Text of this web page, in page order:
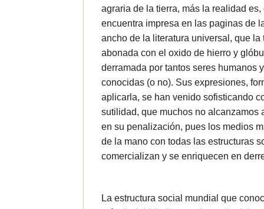
agraria de la tierra, más la realidad
encuentra impresa en las paginas de
ancho de la literatura universal, que la
abonada con el oxido de hierro y
derramada por tantos seres humanos
conocidas (o no). Sus expresiones,
aplicarla, se han venido sofisticando
sutilidad, que muchos no alcanzamos
en su penalización, pues los medios
de la mano con todas las estructuras
comercializan y se enriquecen en
La estructura social mundial que